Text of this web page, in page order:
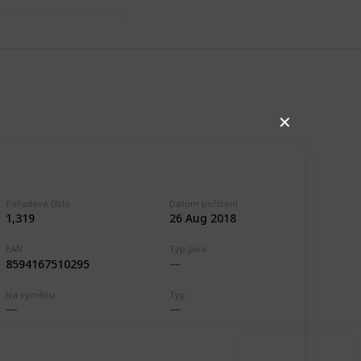
✕
Pořadové číslo
1,319
Datum pořízení
26 Aug 2018
EAN
8594167510295
Typ piva
Na výměnu Typ
1 Follow Share